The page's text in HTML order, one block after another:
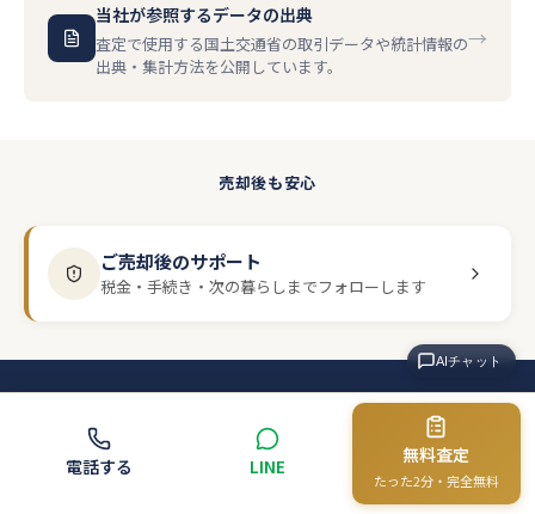
当社が参照するデータの出典
査定で使用する国土交通省の取引データや統計情報の
出典・集計方法を公開しています。
→
売却後も安心
ご売却後のサポート
税金・手続き・次の暮らしまでフォローします
まずは、お話を
聞かせてください。
電話する LINE 無料査定
たった2分・完全無料
AIチャット